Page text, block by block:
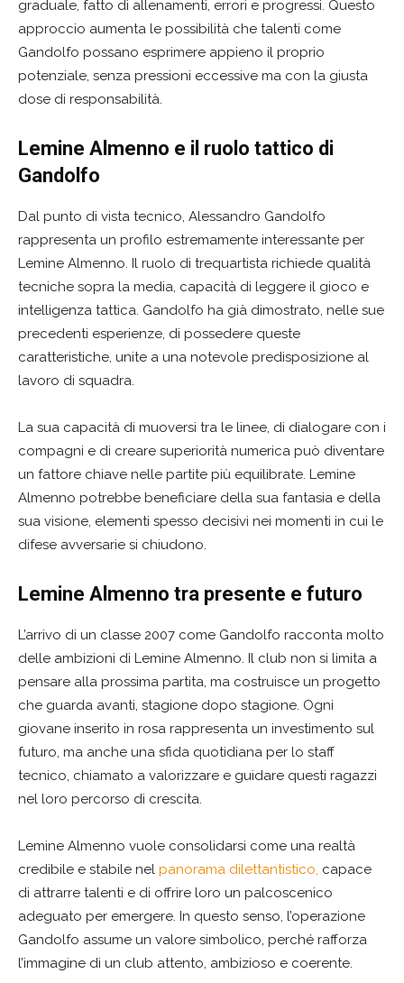
graduale, fatto di allenamenti, errori e progressi. Questo
approccio aumenta le possibilità che talenti come
Gandolfo possano esprimere appieno il proprio
potenziale, senza pressioni eccessive ma con la giusta
dose di responsabilità.
Lemine Almenno e il ruolo tattico di
Gandolfo
Dal punto di vista tecnico, Alessandro Gandolfo
rappresenta un profilo estremamente interessante per
Lemine Almenno. Il ruolo di trequartista richiede qualità
tecniche sopra la media, capacità di leggere il gioco e
intelligenza tattica. Gandolfo ha già dimostrato, nelle sue
precedenti esperienze, di possedere queste
caratteristiche, unite a una notevole predisposizione al
lavoro di squadra.
La sua capacità di muoversi tra le linee, di dialogare con i
compagni e di creare superiorità numerica può diventare
un fattore chiave nelle partite più equilibrate. Lemine
Almenno potrebbe beneficiare della sua fantasia e della
sua visione, elementi spesso decisivi nei momenti in cui le
difese avversarie si chiudono.
Lemine Almenno tra presente e futuro
L’arrivo di un classe 2007 come Gandolfo racconta molto
delle ambizioni di Lemine Almenno. Il club non si limita a
pensare alla prossima partita, ma costruisce un progetto
che guarda avanti, stagione dopo stagione. Ogni
giovane inserito in rosa rappresenta un investimento sul
futuro, ma anche una sfida quotidiana per lo staff
tecnico, chiamato a valorizzare e guidare questi ragazzi
nel loro percorso di crescita.
Lemine Almenno vuole consolidarsi come una realtà
credibile e stabile nel panorama dilettantistico, capace
di attrarre talenti e di offrire loro un palcoscenico
adeguato per emergere. In questo senso, l’operazione
Gandolfo assume un valore simbolico, perché rafforza
l’immagine di un club attento, ambizioso e coerente.